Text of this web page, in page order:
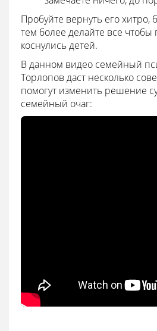
Пробуйте вернуть его хитро,
тем более делайте все
коснулись детей.
В данном видео семейный
Торлопов даст несколько
помогут изменить решение
семейный очаг: